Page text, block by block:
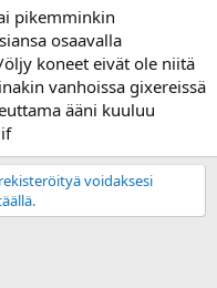
pikemminkin
osaavalla
koneet eivät ole niitä
vanhoissa gixereissä
ääni kuuluu
voidaksesi